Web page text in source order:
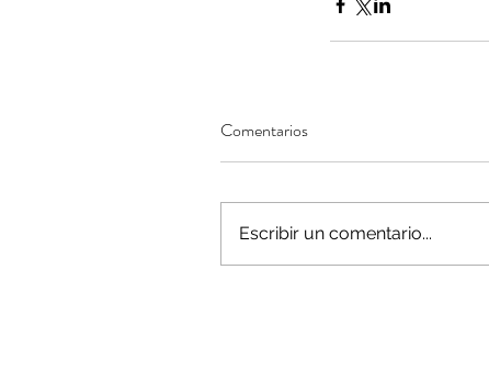
Minería del cobre
menor producción
Comentarios
Escribir un comentario...